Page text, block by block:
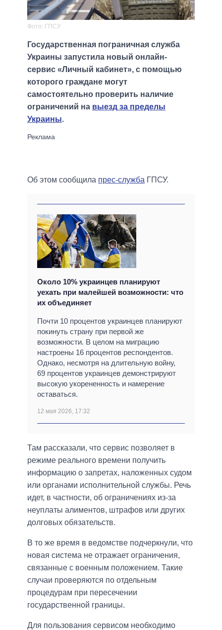
Фото: ГПСУ
Государственная пограничная служба
Украины запустила новый онлайн-
сервис «Личный кабинет», с помощью
которого граждане могут
самостоятельно проверить наличие
ограничений на выезд за пределы
Украины.
Об этом сообщила прес-служба ГПСУ.
Около 10% украинцев планируют
уехать при малейшей возможности: что
их объединяет
Почти 10 процентов украинцев планируют
покинуть страну при первой же
возможности. В целом на миграцию
настроены 16 процентов респондентов.
Однако, несмотря на длительную войну,
69 процентов украинцев демонстрируют
высокую укорененность и намерение
оставаться.
12 мая 2026, 17:32
Там рассказали, что сервис позволяет в
режиме реального времени получить
информацию о запретах, наложенных судом
или органами исполнительной службы. Речь
идет, в частности, об ограничениях из-за
неуплаты алиментов, штрафов или других
долговых обязательств.
В то же время в ведомстве подчеркнули, что
новая система не отражает ограничения,
связанные с военным положением. Такие
случаи проверяются по отдельным
процедурам при пересечении
государственной границы.
Для пользования сервисом необходимо